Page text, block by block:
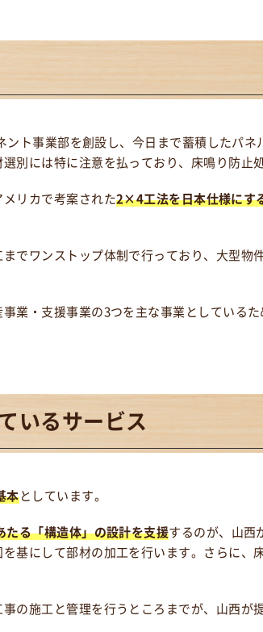
ト事業部を創設し、今日まで蓄積したパ
別には特に注意を払っており、床鳴り防止
リカで考案された2×4工法を日本仕様にす
でワンストップ体制で行っており、大型物
業・支援事業の3つを主な事業としている
いるサービス
本としています。
る「構造体」の設計を支援するのが、山西
基にして部材の加工を行います。さらに、
の施工と管理を行うところまでが、山西が